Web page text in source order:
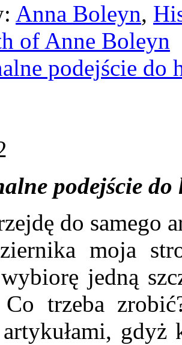
Anna Boleyn,
of Anne Boleyn
podejście do
podejście
do samego
moja
jedną
Co trzeba
gdyż